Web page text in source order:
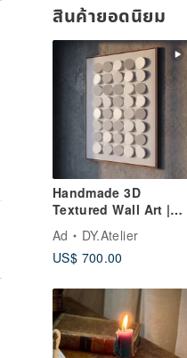
สินค้ายอดนิยม
Handmade 3D
Textured Wall Art |
Abstract Wall
Sculpture textured
painting
Ad
DY.Atelier
US$ 700.00